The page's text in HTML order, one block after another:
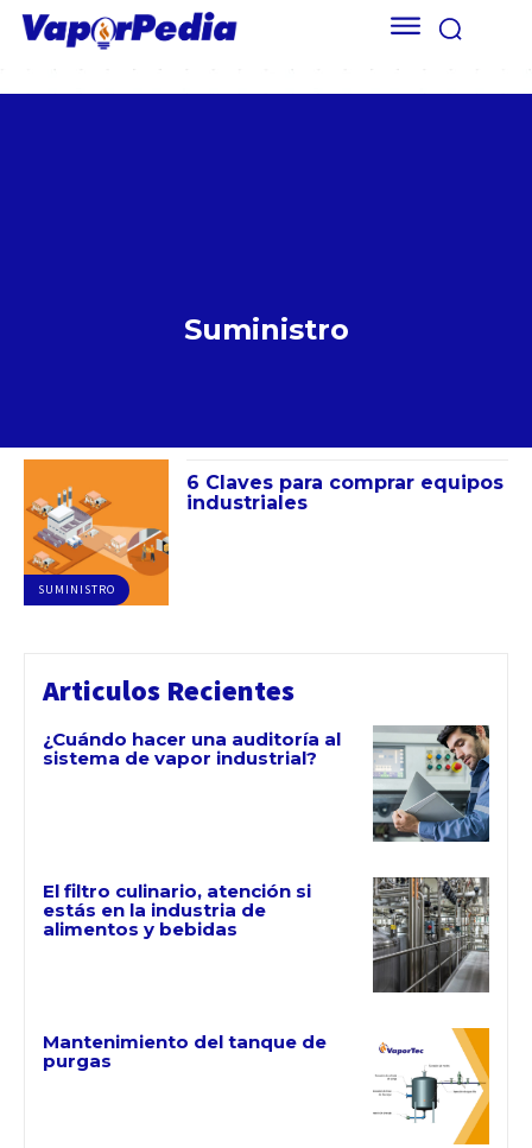
Suministro
SUMINISTRO
6 Claves para comprar equipos
industriales
Articulos Recientes
¿Cuándo hacer una auditoría al
sistema de vapor industrial?
El filtro culinario, atención si
estás en la industria de
alimentos y bebidas
Mantenimiento del tanque de
purgas